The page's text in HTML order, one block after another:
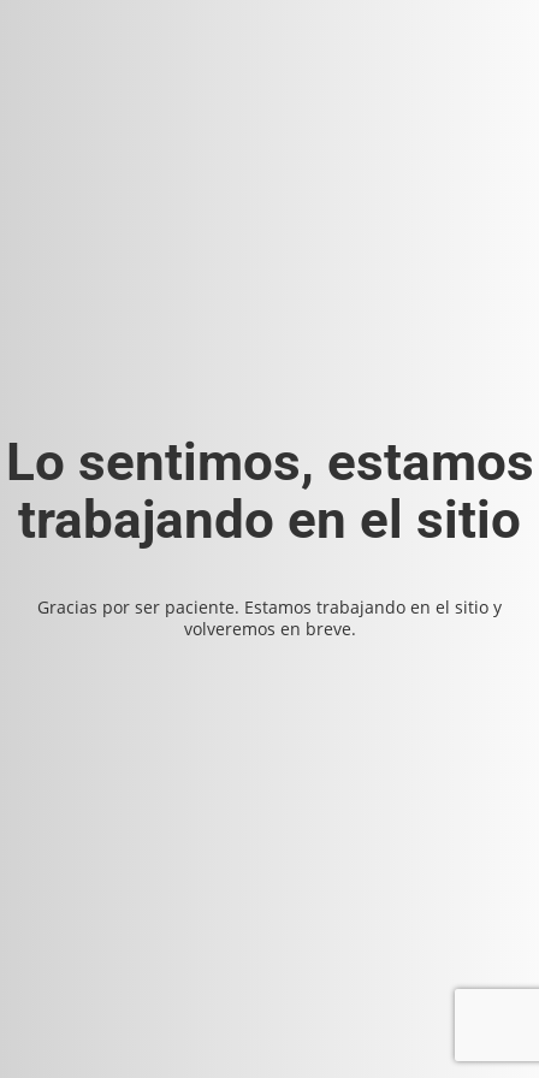
Lo sentimos, estamos
trabajando en el sitio
Gracias por ser paciente. Estamos trabajando en el sitio y
volveremos en breve.